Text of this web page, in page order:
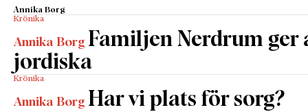
Annika Borg
Krönika
Annika Borg Familjen Nerdrum
jordiska
Krönika
Annika Borg Har vi plats för sorg?